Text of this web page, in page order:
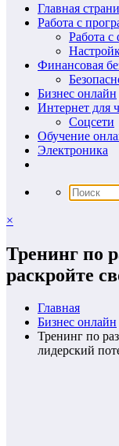
Главная
Работа с
Работа с
Финансовая
Бизнес онлайн
Интернет для
Соцсети
Обучение
Электроника
×
Тренинг по
раскройте
Главная
Бизнес онлайн
Тренинг по
лидерский